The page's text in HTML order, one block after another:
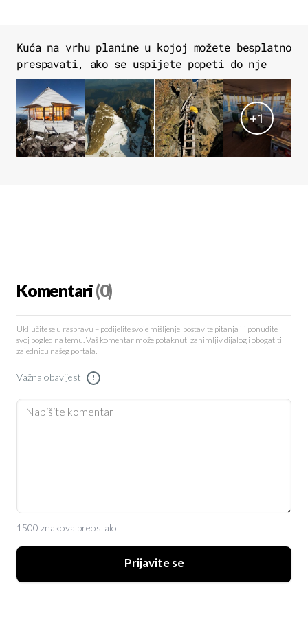
Kuća na vrhu planine u kojoj možete besplatno
prespavati, ako se uspijete popeti do nje
+1
Komentari(0)
Uključite se u raspravu – podijelite svoje mišljenje, postavite pitanja ili ponudite
svoj pogled na temu. Vaš komentar može potaknuti zanimljiv dijalog i obogatiti
zajednicu našeg portala.
Važna obavijest !
1500 znakova preostalo
Prijavite se